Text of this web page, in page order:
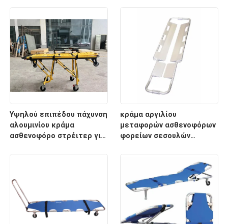
Υψηλού επιπέδου πάχυνση
αλουμινίου κράμα
ασθενοφόρο στρέιτερ για
νοσοκομειακή χρήση
κράμα αργιλίου
μεταφορών ασθενοφόρων
φορείων σεσουλών